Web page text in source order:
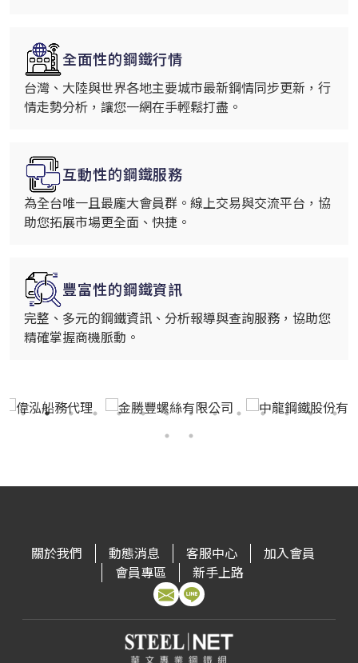
全面性的鋼鐵行情
台灣、大陸與世界各地主要城市最新鋼情同步更新，行
情走勢分析，讓您一網在手輕鬆打盡。
互動性的鋼鐵服務
為全台唯一且最龐大會員群。線上交易與交流平台，協
助您拓展市場更全面、快捷。
豐富性的鋼鐵資訊
完整、多元的鋼鐵資訊、分析報導與查詢服務，協助您
精確掌握商機脈動。
關於我們 動態消息 客服中心
加入會員
會員專區
新手上路